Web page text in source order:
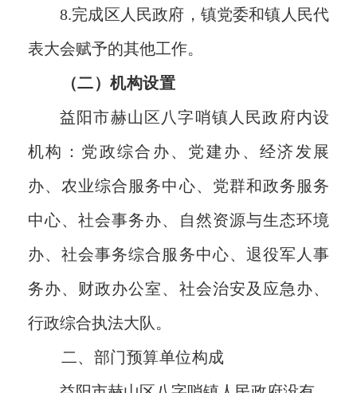
8.完成区人民政府，镇党委和镇人民代
表大会赋予的其他工作。
（二）机构设置
益阳市赫山区 八字哨镇人民政府内设
机构： 党政综合办、 党建办、 经济发展
办、农业综合服务中心、 党群和政务服务
中心、社会事务办、自然资源与生态环境
办、社会事务综合服务中心、 退役军人事
务办、 财政办公室、 社会治安及应急办、
行政综合执法大队 。
二、部门预算单位构成